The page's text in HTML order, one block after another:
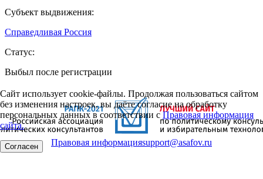
Субъект выдвижения:
Справедливая Россия
Статус:
Выбыл после регистрации
Сайт использует cookie-файлы. Продолжая пользоваться сайтом
без изменения настроек, вы даёте согласие на обработку
персональных данных в соответствии сПравовая информация
сайта.
Согласен Правовая информацияsupport@asafov.ru